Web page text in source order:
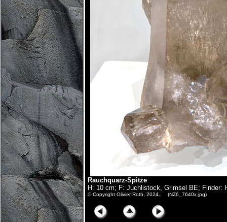
Rauchquarz-Spitze
H: 10 cm; F: Juchlistock, Grimsel BE; Finder:
© Copyright Olivier Roth, 2024. (NZ6_7640x.jpg)